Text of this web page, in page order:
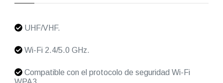
UHF/VHF.
Wi-Fi 2.4/5.0 GHz.
Compatible con el protocolo de seguridad Wi-Fi